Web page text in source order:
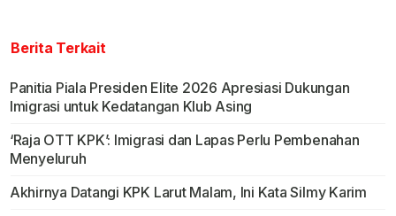
Berita Terkait
Panitia Piala Presiden Elite 2026 Apresiasi Dukungan
Imigrasi untuk Kedatangan Klub Asing
‘Raja OTT KPK’: Imigrasi dan Lapas Perlu Pembenahan
Menyeluruh
Akhirnya Datangi KPK Larut Malam, Ini Kata Silmy Karim